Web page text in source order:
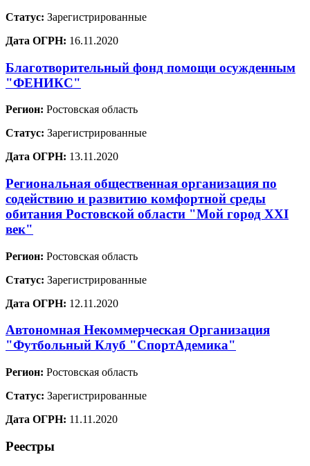
Статус: Зарегистрированные
Дата ОГРН: 16.11.2020
Благотворительный фонд помощи осужденным
"ФЕНИКС"
Регион: Ростовская область
Статус: Зарегистрированные
Дата ОГРН: 13.11.2020
Региональная общественная организация по
содействию и развитию комфортной среды
обитания Ростовской области "Мой город XXI
век"
Регион: Ростовская область
Статус: Зарегистрированные
Дата ОГРН: 12.11.2020
Автономная Некоммерческая Организация
"Футбольный Клуб "СпортАдемика"
Регион: Ростовская область
Статус: Зарегистрированные
Дата ОГРН: 11.11.2020
Реестры